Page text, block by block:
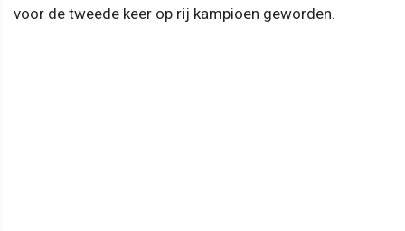
voor de tweede keer op rij kampioen geworden.